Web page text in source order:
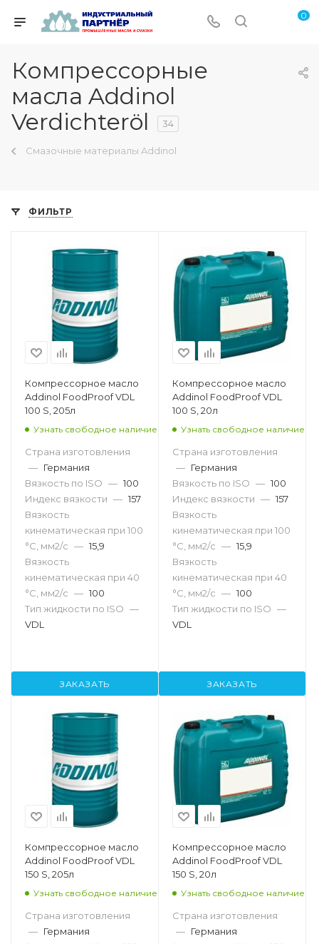
0
Компрессорные
масла Addinol
Verdichteröl
34
Смазочные материалы Addinol
ФИЛЬТР
Компрессорное масло
Addinol FoodProof VDL
100 S, 205л
Узнать свободное наличие
Страна изготовления
— Германия
Вязкость по ISO — 100
Индекс вязкости — 157
Вязкость
кинематическая при 100
°С, мм2/с — 15,9
Вязкость
кинематическая при 40
°С, мм2/с — 100
Тип жидкости по ISO —
VDL
ЗАКАЗАТЬ
Компрессорное масло
Addinol FoodProof VDL
100 S, 20л
Узнать свободное наличие
Страна изготовления
— Германия
Вязкость по ISO — 100
Индекс вязкости — 157
Вязкость
кинематическая при 100
°С, мм2/с — 15,9
Вязкость
кинематическая при 40
°С, мм2/с — 100
Тип жидкости по ISO —
VDL
ЗАКАЗАТЬ
Компрессорное масло
Addinol FoodProof VDL
150 S, 205л
Узнать свободное наличие
Страна изготовления
— Германия
Компрессорное масло
Addinol FoodProof VDL
150 S, 20л
Узнать свободное наличие
Страна изготовления
— Германия